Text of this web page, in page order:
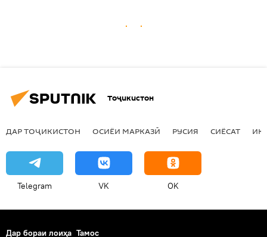
Тоҷикистон
ДАР ТОҶИКИСТОН ОСИЁИ МАРКАЗӢ РУСИЯ СИЁСАТ
Telegram VK OK
Дар бораи лоиҳа Тамос